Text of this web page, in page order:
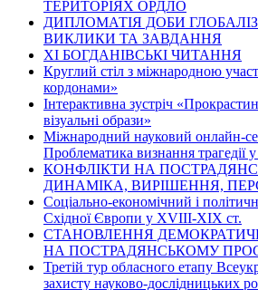
ТЕРИТОРІЯХ ОРДЛО
ДИПЛОМАТІЯ ДОБИ
ВИКЛИКИ ТА ЗАВДАННЯ
ХІ БОГДАНІВСЬКІ ЧИТАННЯ
Круглий стіл з міжнародною
кордонами»
Інтерактивна зустріч
візуальні образи»
Міжнародний науковий онлайн-
Проблематика визнання трагедії у
КОНФЛІКТИ НА
ДИНАМІКА, ВИРІШЕННЯ,
Соціально-економічний і
Східної Європи у ХVІІІ-ХІХ ст.
СТАНОВЛЕННЯ
НА ПОСТРАДЯНСЬКОМУ
Третій тур обласного етапу
захисту науково-дослідницьких